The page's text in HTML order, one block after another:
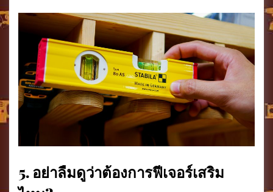
5. อย่าลืมดูว่าต้องการฟีเจอร์เสริม